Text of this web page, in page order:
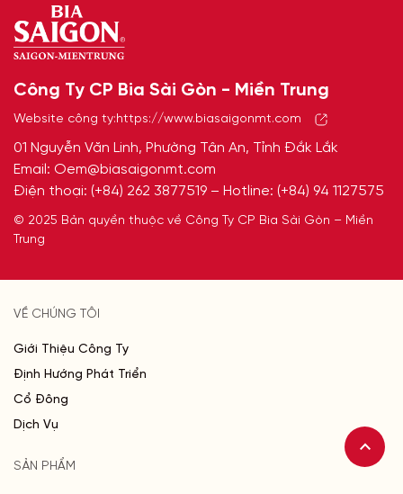
Công Ty CP Bia Sài Gòn - Miền Trung
Website công ty:https://www.biasaigonmt.com
01 Nguyễn Văn Linh, Phường Tân An, Tỉnh Đắk Lắk
Email: Oem@biasaigonmt.com
Điện thoại: (+84) 262 3877519 – Hotline: (+84) 94 1127575
© 2025 Bản quyền thuộc về Công Ty CP Bia Sài Gòn – Miền
Trung
VỀ CHÚNG TÔI
Giới Thiệu Công Ty
Định Hướng Phát Triển
Cổ Đông
Dịch Vụ
SẢN PHẨM